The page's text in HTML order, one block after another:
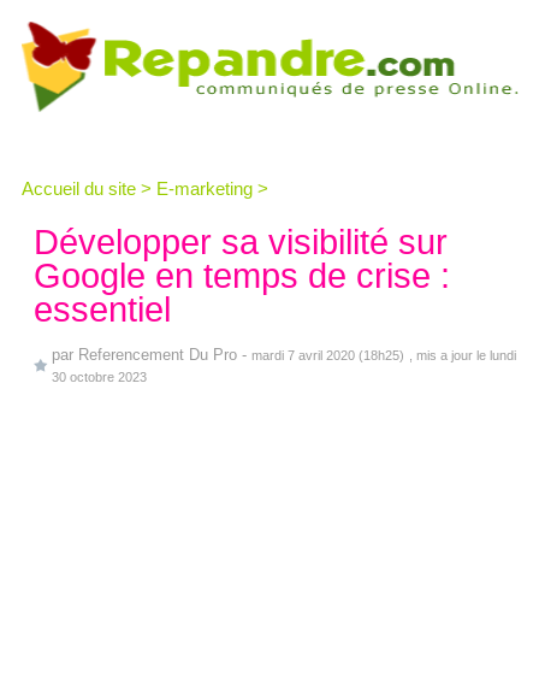
Accueil du site > E-marketing >
Développer sa visibilité sur
Google en temps de crise :
essentiel
par Referencement Du Pro - mardi 7 avril 2020 (18h25)
, mis a jour le lundi
30 octobre 2023